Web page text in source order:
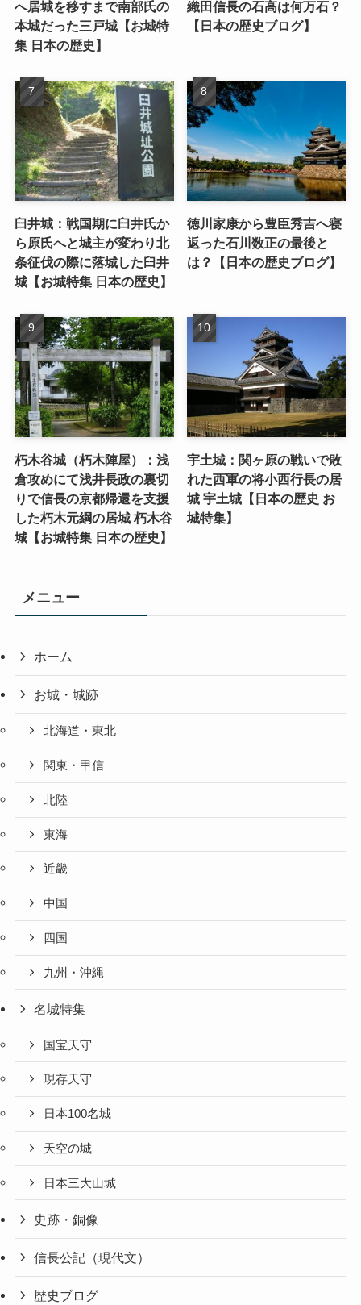
へ居城を移すまで南部氏の
本城だった三戸城【お城特
集 日本の歴史】
織田信長の石高は何万石？
【日本の歴史ブログ】
臼井城：戦国期に臼井氏か
ら原氏へと城主が変わり北
条征伐の際に落城した臼井
城【お城特集 日本の歴史】
徳川家康から豊臣秀吉へ寝
返った石川数正の最後と
は？【日本の歴史ブログ】
朽木谷城（朽木陣屋）：浅
倉攻めにて浅井長政の裏切
りで信長の京都帰還を支援
した朽木元綱の居城 朽木谷
城【お城特集 日本の歴史】
宇土城：関ヶ原の戦いで敗
れた西軍の将小西行長の居
城 宇土城【日本の歴史 お
城特集】
メニュー
ホーム
お城・城跡
北海道・東北
関東・甲信
北陸
東海
近畿
中国
四国
九州・沖縄
名城特集
国宝天守
現存天守
日本100名城
天空の城
日本三大山城
史跡・銅像
信長公記（現代文）
歴史ブログ